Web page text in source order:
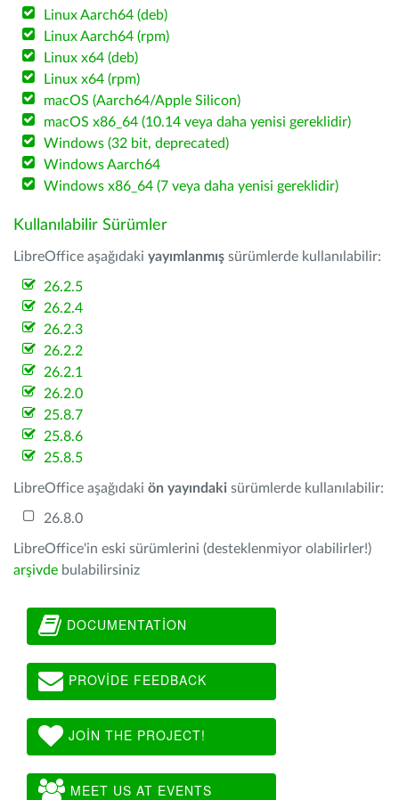
Linux Aarch64 (deb)
Linux Aarch64 (rpm)
Linux x64 (deb)
Linux x64 (rpm)
macOS (Aarch64/Apple Silicon)
macOS x86_64 (10.14 veya daha yenisi gereklidir)
Windows (32 bit, deprecated)
Windows Aarch64
Windows x86_64 (7 veya daha yenisi gereklidir)
Kullanılabilir Sürümler
LibreOffice aşağıdaki yayımlanmış sürümlerde kullanılabilir:
26.2.5
26.2.4
26.2.3
26.2.2
26.2.1
26.2.0
25.8.7
25.8.6
25.8.5
LibreOffice aşağıdaki ön yayındaki sürümlerde kullanılabilir:
26.8.0
LibreOffice'in eski sürümlerini (desteklenmiyor olabilirler!)
arşivde bulabilirsiniz
DOCUMENTATION
PROVIDE FEEDBACK
JOIN THE PROJECT!
MEET US AT EVENTS